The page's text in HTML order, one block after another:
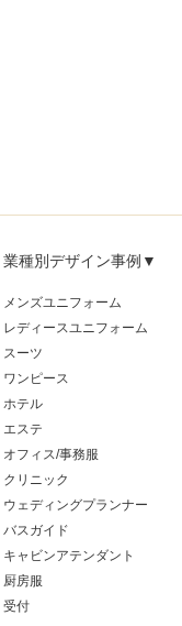
業種別デザイン事例▼
メンズユニフォーム
レディースユニフォーム
スーツ
ワンピース
ホテル
エステ
オフィス/事務服
クリニック
ウェディングプランナー
バスガイド
キャビンアテンダント
厨房服
受付